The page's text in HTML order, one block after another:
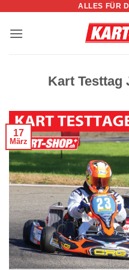
springen
ALLES FÜR
Kart Testtag
17
März